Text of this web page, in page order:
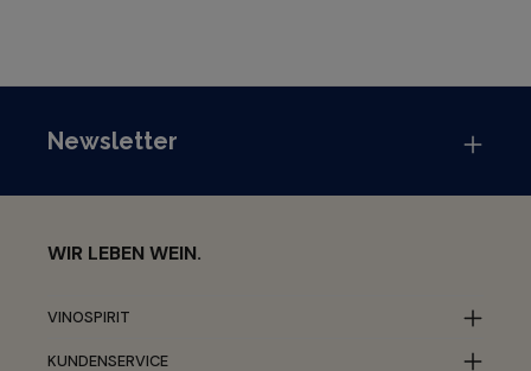
Newsletter
WIR LEBEN WEIN.
VINOSPIRIT
KUNDENSERVICE